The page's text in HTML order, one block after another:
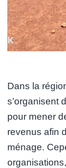
Dans la
s’organisent
pour mener
revenus afin
ménage.